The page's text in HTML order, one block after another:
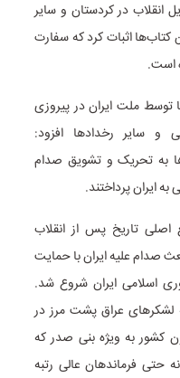
انقلاب در کردستان و سایر
اثبات کرد که سفارت
است.
توسط ملت ایران در پیروزی
و سایر رخدادها افزود:
به تحریک و تشویق صدام
ایران پرداختند.
تاریخ پس از انقلاب
صدام علیه ایران با حمایت
اسلامی ایران شروع شد.
لشکرهای عراق پشت مرز در
کشور به ویژه بنی صدر که
حتی فرماندهان عالی رتبه